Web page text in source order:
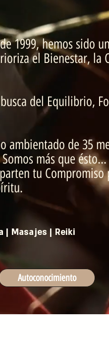
1999, hemos sido
el Bienestar, la
del Equilibrio,
ambientado de 35
más que ésto...
tu Compromiso
Masajes | Reiki
Autoconocimiento